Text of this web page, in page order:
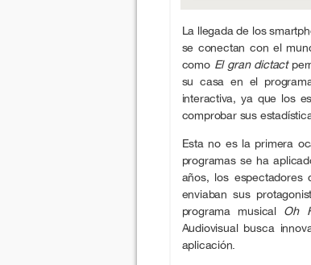
La llegada de los
se conectan con el
como El gran dictact
su casa en el
interactiva, ya que los
comprobar sus
Esta no es la primera
programas se ha
años, los
enviaban sus
programa musical Oh
Audiovisual busca
aplicación.